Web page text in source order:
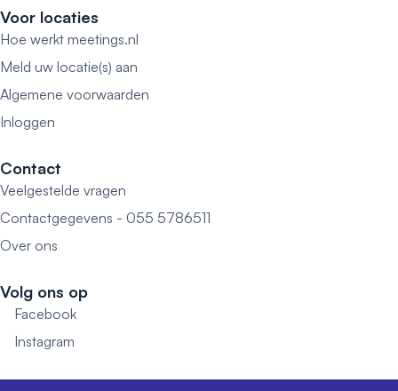
Voor locaties
Hoe werkt meetings.nl
Meld uw locatie(s) aan
Algemene voorwaarden
Inloggen
Contact
Veelgestelde vragen
Contactgegevens - 055 5786511
Over ons
Volg ons op
Facebook
Instagram